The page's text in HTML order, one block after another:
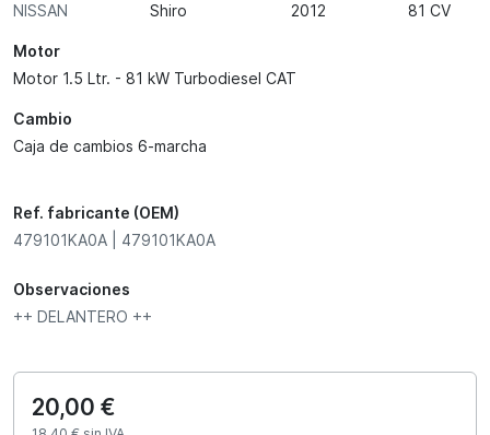
NISSAN
Shiro
2012
81 CV
Motor
Motor 1.5 Ltr. - 81 kW Turbodiesel CAT
Cambio
Caja de cambios 6-marcha
Ref. fabricante (OEM)
479101KA0A | 479101KA0A
Observaciones
++ DELANTERO ++
20,00 €